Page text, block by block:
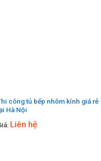
công tủ bếp nhôm kính giá rẻ
Hà Nội
Liên hệ